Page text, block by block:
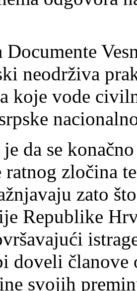
neodrživa
koje vode
da se
ratnog zločina
zato
Republike
doveli
svojih